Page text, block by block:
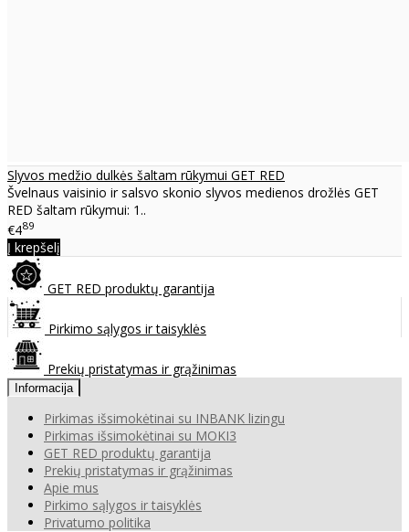
Slyvos medžio dulkės šaltam rūkymui GET RED
Švelnaus vaisinio ir salsvo skonio slyvos medienos drožlės GET
RED šaltam rūkymui: 1..
€489
Į krepšelį
GET RED produktų garantija
Pirkimo sąlygos ir taisyklės
Prekių pristatymas ir grąžinimas
Informacija
Pirkimas išsimokėtinai su INBANK lizingu
Pirkimas išsimokėtinai su MOKI3
GET RED produktų garantija
Prekių pristatymas ir grąžinimas
Apie mus
Pirkimo sąlygos ir taisyklės
Privatumo politika